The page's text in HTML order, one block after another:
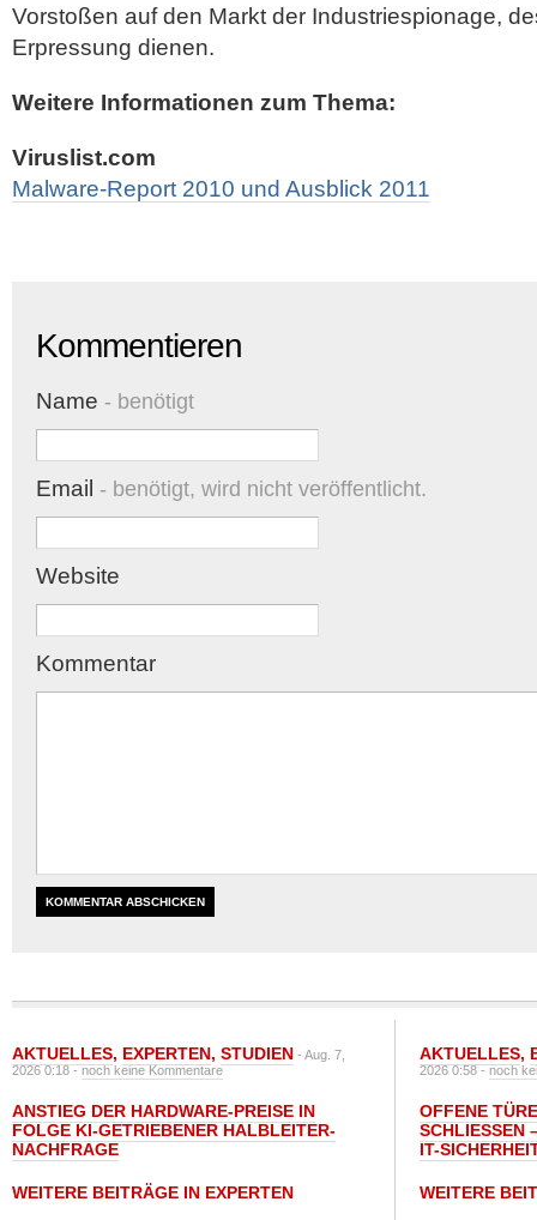
Vorstoßen auf den Markt der Industriespionage,
Erpressung dienen.
Weitere Informationen zum Thema:
Viruslist.com
Malware-Report 2010 und Ausblick 2011
Kommentieren
Name - benötigt
Email - benötigt, wird nicht veröffentlicht.
Website
Kommentar
AKTUELLES, EXPERTEN, STUDIEN - Aug. 7,
2026 0:18 -noch keine Kommentare
ANSTIEG DER HARDWARE-PREISE IN
FOLGE KI-GETRIEBENER HALBLEITER-
NACHFRAGE
WEITERE BEITRÄGE IN EXPERTEN
AKTUELLES,
2026 0:58 -noch
OFFENE
SCHLIESSEN
T-
WEITERE